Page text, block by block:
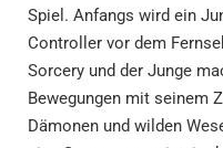
Spiel. Anfangs wird ein
Controller vor dem
Sorcery und der Junge
Bewegungen mit seinem
Dämonen und wilden